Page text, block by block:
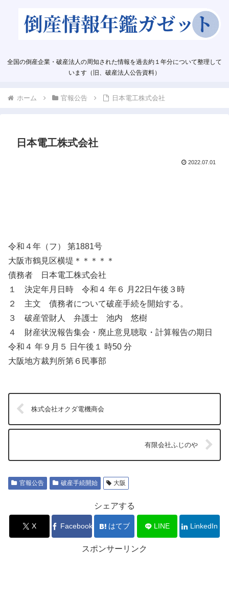
全国の倒産企業・破産法人の周知された情報を過去約１年分について整理して
います（旧、破産法人公告資料）
ホーム 官報公告 日本電工株式会社
日本電工株式会社
2022.07.01
令和４年（フ） 第1881号
大阪市鶴見区横堤＊＊＊＊＊
債務者 日本電工株式会社
１ 決定年月日時 令和４ 年６ 月22日午後３時
２ 主文 債務者について破産手続を開始する。
３ 破産管財人 弁護士 池内 悠樹
４ 財産状況報告集会・廃止意見聴取・計算報告の期日
令和４ 年９月５ 日午後１ 時50 分
大阪地方裁判所第６民事部
株式会社オクダ電機商会
有限会社ふじのや
官報公告 破産手続開始 大阪
シェアする
X Facebook はてブ LINE LinkedIn
スポンサーリンク